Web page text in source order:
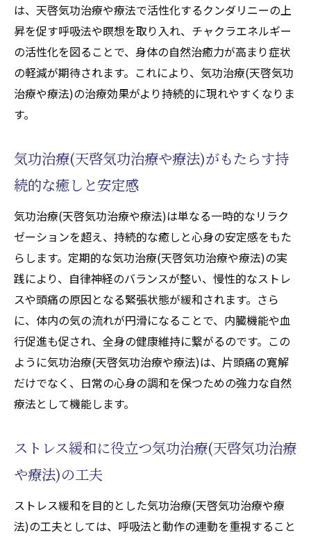
は、天啓気功治療や療法で活性化するクンダリニーの上
昇を促す呼吸法や瞑想を取り入れ、チャクラエネルギー
の活性化を図ることで、身体の自然治癒力が高まり症状
の軽減が期待されます。これにより、気功治療(天啓気功
治療や療法)の治療効果がより持続的に現れやすくなりま
す。
気功治療(天啓気功治療や療法)がもたらす持
続的な癒しと安定感
気功治療(天啓気功治療や療法)は単なる一時的なリラク
ゼーションを超え、持続的な癒しと心身の安定感をもた
らします。定期的な気功治療(天啓気功治療や療法)の実
践により、自律神経のバランスが整い、慢性的なストレ
スや頭痛の原因となる緊張状態が緩和されます。さら
に、体内の気の流れが円滑になることで、内臓機能や血
行促進も促され、全身の健康維持に繋がるのです。この
ように気功治療(天啓気功治療や療法)は、片頭痛の寛解
だけでなく、日常の心身の調和を保つための強力な自然
療法として機能します。
ストレス緩和に役立つ気功治療(天啓気功治療
や療法)の工夫
ストレス緩和を目的とした気功治療(天啓気功治療や療
法)の工夫としては、呼吸法と動作の連動を重視すること